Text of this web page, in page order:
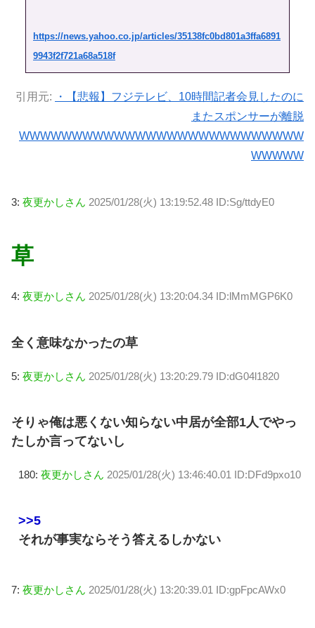
https://news.yahoo.co.jp/articles/35138fc0bd801a3ffa6891
9943f2f721a68a518f
引用元:
・【悲報】フジテレビ、10時間記者会見したのに
またスポンサーが離脱
WWWWWWWWWWWWWWWWWWWWWWWWWWW
WWWWW
3: 夜更かしさん 2025/01/28(火) 13:19:52.48 ID:Sg/ttdyE0
草
4: 夜更かしさん 2025/01/28(火) 13:20:04.34 ID:lMmMGP6K0
全く意味なかったの草
5: 夜更かしさん 2025/01/28(火) 13:20:29.79 ID:dG04l1820
そりゃ俺は悪くない知らない中居が全部1人でやっ
たしか言ってないし
180: 夜更かしさん 2025/01/28(火) 13:46:40.01 ID:DFd9pxo10
>>5
それが事実ならそう答えるしかない
7: 夜更かしさん 2025/01/28(火) 13:20:39.01 ID:gpFpcAWx0